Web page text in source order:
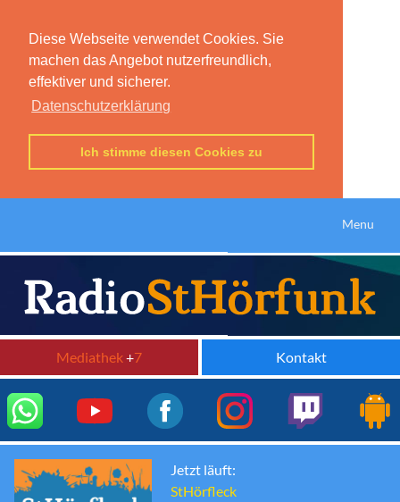
Diese Webseite verwendet Cookies. Sie
machen das Angebot nutzerfreundlich,
effektiver und sicherer.
Datenschutzerklärung
Ich stimme diesen Cookies zu
Menu
Mediathek+7 Kontakt
Jetzt läuft:
StHörfleck